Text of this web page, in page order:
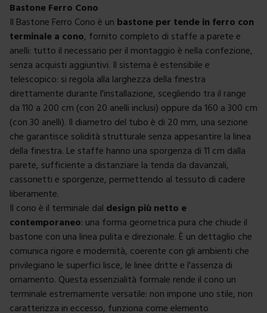
Bastone Ferro Cono
Il Bastone Ferro Cono è un bastone per tende in ferro con
terminale a cono, fornito completo di staffe a parete e
anelli: tutto il necessario per il montaggio è nella confezione,
senza acquisti aggiuntivi. Il sistema è estensibile e
telescopico: si regola alla larghezza della finestra
direttamente durante l'installazione, scegliendo tra il range
da 110 a 200 cm (con 20 anelli inclusi) oppure da 160 a 300 cm
(con 30 anelli). Il diametro del tubo è di 20 mm, una sezione
che garantisce solidità strutturale senza appesantire la linea
della finestra. Le staffe hanno una sporgenza di 11 cm dalla
parete, sufficiente a distanziare la tenda da davanzali,
cassonetti e sporgenze, permettendo al tessuto di cadere
liberamente.
Il cono è il terminale dal design più netto e
contemporaneo: una forma geometrica pura che chiude il
bastone con una linea pulita e direzionale. È un dettaglio che
comunica rigore e modernità, coerente con gli ambienti che
privilegiano le superfici lisce, le linee dritte e l'assenza di
ornamento. Questa essenzialità formale rende il cono un
terminale estremamente versatile: non impone uno stile, non
caratterizza in eccesso, funziona come elemento